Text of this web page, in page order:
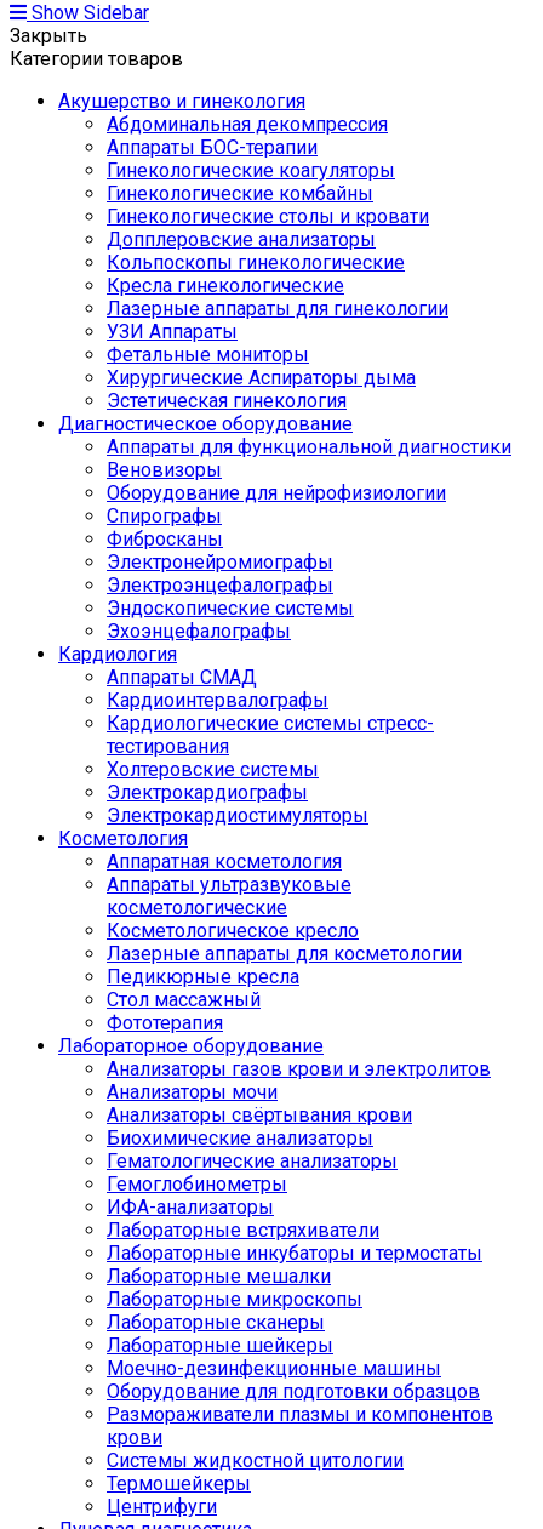
Show Sidebar
Закрыть
Категории товаров
Акушерство и гинекология
Абдоминальная декомпрессия
Аппараты БОС-терапии
Гинекологические коагуляторы
Гинекологические комбайны
Гинекологические столы и кровати
Допплеровские анализаторы
Кольпоскопы гинекологические
Кресла гинекологические
Лазерные аппараты для гинекологии
УЗИ Аппараты
Фетальные мониторы
Хирургические Аспираторы дыма
Эстетическая гинекология
Диагностическое оборудование
Аппараты для функциональной диагностики
Веновизоры
Оборудование для нейрофизиологии
Спирографы
Фибросканы
Электронейромиографы
Электроэнцефалографы
Эндоскопические системы
Эхоэнцефалографы
Кардиология
Аппараты СМАД
Кардиоинтервалографы
Кардиологические системы стресс-
тестирования
Холтеровские системы
Электрокардиографы
Электрокардиостимуляторы
Косметология
Аппаратная косметология
Аппараты ультразвуковые
косметологические
Косметологическое кресло
Лазерные аппараты для косметологии
Педикюрные кресла
Стол массажный
Фототерапия
Лабораторное оборудование
Анализаторы газов крови и электролитов
Анализаторы мочи
Анализаторы свёртывания крови
Биохимические анализаторы
Гематологические анализаторы
Гемоглобинометры
ИФА-анализаторы
Лабораторные встряхиватели
Лабораторные инкубаторы и термостаты
Лабораторные мешалки
Лабораторные микроскопы
Лабораторные сканеры
Лабораторные шейкеры
Моечно-дезинфекционные машины
Оборудование для подготовки образцов
Размораживатели плазмы и компонентов
крови
Системы жидкостной цитологии
Термошейкеры
Центрифуги